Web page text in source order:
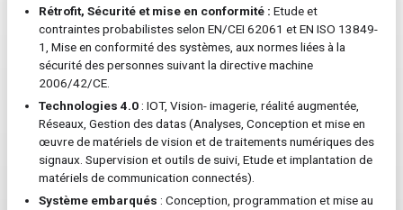
Rétrofit, Sécurité et mise en conformité : Etude et
contraintes probabilistes selon EN/CEI 62061 et EN ISO 13849-
1, Mise en conformité des systèmes, aux normes liées à la
sécurité des personnes suivant la directive machine
2006/42/CE.
Technologies 4.0 : IOT, Vision- imagerie, réalité augmentée,
Réseaux, Gestion des datas (Analyses, Conception et mise en
œuvre de matériels de vision et de traitements numériques des
signaux. Supervision et outils de suivi, Etude et implantation de
matériels de communication connectés).
Système embarqués : Conception, programmation et mise au